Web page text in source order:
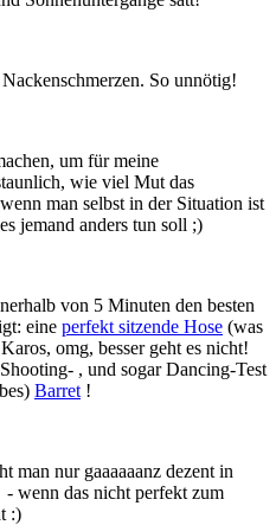
So unnötig!
um für meine
wie viel Mut das
man selbst in der Situation ist
jemand anders tun soll ;)
von 5 Minuten den besten
eine perfekt sitzende Hose (was
omg, besser geht es nicht!
, und sogar Dancing-Test
Barret !
man nur gaaaaaanz dezent in
- wenn das nicht perfekt zum
:)